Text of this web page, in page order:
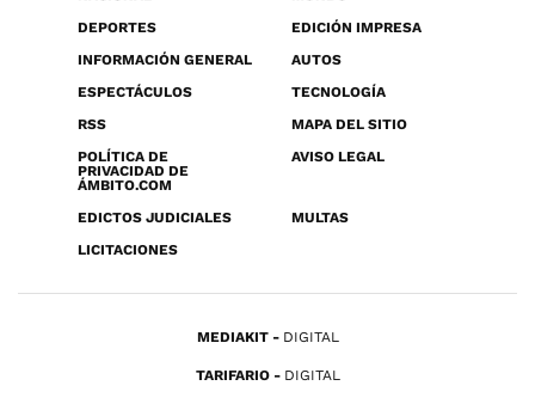
DEPORTES
EDICIÓN IMPRESA
INFORMACIÓN GENERAL
AUTOS
ESPECTÁCULOS
TECNOLOGÍA
RSS
MAPA DEL SITIO
POLÍTICA DE
PRIVACIDAD DE
ÁMBITO.COM
AVISO LEGAL
EDICTOS JUDICIALES
MULTAS
LICITACIONES
MEDIAKIT DIGITAL
TARIFARIO DIGITAL